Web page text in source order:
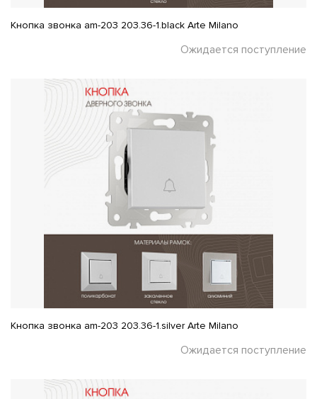
Кнопка звонка am-203 203.36-1.black Arte Milano
Ожидается поступление
Кнопка звонка am-203 203.36-1.silver Arte Milano
Ожидается поступление